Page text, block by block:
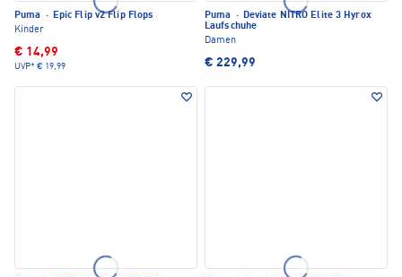
Puma · Epic Flip v2 Flip Flops
Kinder
€ 14,99
UVP* € 19,99
Puma · Deviate NITRO Elite 3 Hyrox
Laufschuhe
Damen
€ 229,99